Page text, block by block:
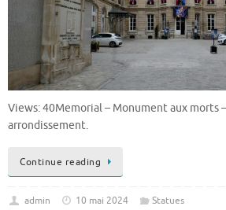
Views: 40Memorial – Monument aux morts
arrondissement.
Continue reading
admin 10 mai 2024
Statues